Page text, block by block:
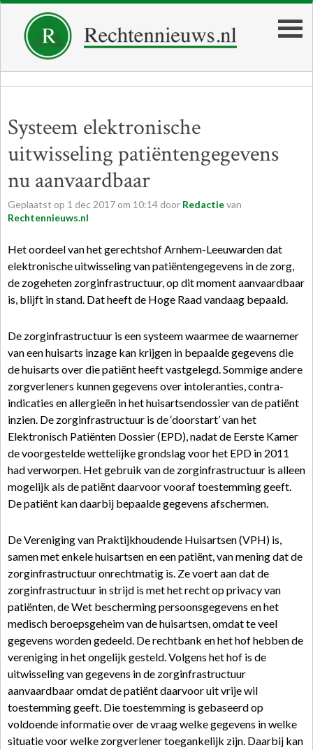
Systeem elektronische
uitwisseling patiëntengegevens
nu aanvaardbaar
Geplaatst op 1 dec 2017 om 10:14 door Redactievan
Rechtennieuws.nl
Het oordeel van het gerechtshof Arnhem-Leeuwarden dat
elektronische uitwisseling van patiëntengegevens in de zorg,
de zogeheten zorginfrastructuur, op dit moment aanvaardbaar
is, blijft in stand. Dat heeft de Hoge Raad vandaag bepaald.
De zorginfrastructuur is een systeem waarmee de waarnemer
van een huisarts inzage kan krijgen in bepaalde gegevens die
de huisarts over die patiënt heeft vastgelegd. Sommige andere
zorgverleners kunnen gegevens over intoleranties, contra-
indicaties en allergieën in het huisartsendossier van de patiënt
inzien. De zorginfrastructuur is de ‘doorstart’ van het
Elektronisch Patiënten Dossier (EPD), nadat de Eerste Kamer
de voorgestelde wettelijke grondslag voor het EPD in 2011
had verworpen. Het gebruik van de zorginfrastructuur is alleen
mogelijk als de patiënt daarvoor vooraf toestemming geeft.
De patiënt kan daarbij bepaalde gegevens afschermen.
De Vereniging van Praktijkhoudende Huisartsen (VPH) is,
samen met enkele huisartsen en een patiënt, van mening dat de
zorginfrastructuur onrechtmatig is. Ze voert aan dat de
zorginfrastructuur in strijd is met het recht op privacy van
patiënten, de Wet bescherming persoonsgegevens en het
medisch beroepsgeheim van de huisartsen, omdat te veel
gegevens worden gedeeld. De rechtbank en het hof hebben de
vereniging in het ongelijk gesteld. Volgens het hof is de
uitwisseling van gegevens in de zorginfrastructuur
aanvaardbaar omdat de patiënt daarvoor uit vrije wil
toestemming geeft. Die toestemming is gebaseerd op
voldoende informatie over de vraag welke gegevens in welke
situatie voor welke zorgverlener toegankelijk zijn. Daarbij kan